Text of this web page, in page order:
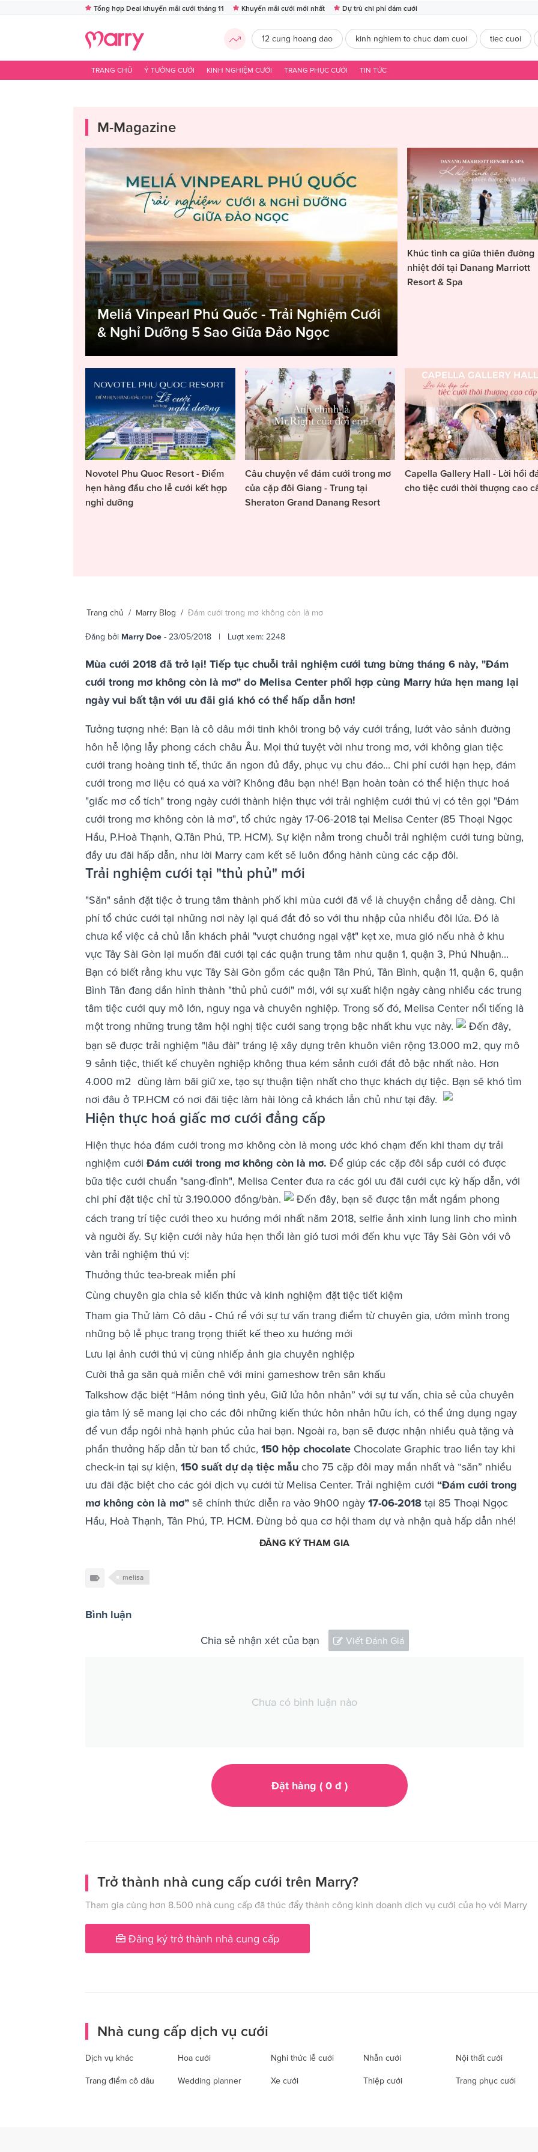
Tổng hợp Deal khuyến mãi cưới tháng 11 Khuyến mãi cưới mới nhất Dự trù chi phí đám cưới
12 cung hoang dao kinh nghiem to chuc dam cuoi tiec cuoi
TRANG CHỦ Ý TƯỞNG CƯỚI KINH NGHIỆM CƯỚI TRANG PHỤC CƯỚI TIN TỨC
M-Magazine
Meliá Vinpearl Phú Quốc - Trải Nghiệm Cưới
& Nghỉ Dưỡng 5 Sao Giữa Đảo Ngọc
Khúc tình ca giữa thiên đường
nhiệt đới tại Danang Marriott
Resort & Spa
Novotel Phu Quoc Resort - Điểm
hẹn hàng đầu cho lễ cưới kết hợp
nghỉ dưỡng
Câu chuyện về đám cưới trong mơ
của cặp đôi Giang - Trung tại
Sheraton Grand Danang Resort
Capella Gallery Hall - Lời hồi
cho tiệc cưới thời thượng cao
Trang chủ / Marry Blog / Đám cưới trong mơ không còn là mơ
Đăng bởi Marry Doe - 23/05/2018 | Lượt xem: 2248
Mùa cưới 2018 đã trở lại! Tiếp tục chuỗi trải nghiệm cưới tưng bừng tháng 6 này, "Đám
cưới trong mơ không còn là mơ" do Melisa Center phối hợp cùng Marry hứa hẹn mang lại
ngày vui bất tận với ưu đãi giá khó có thể hấp dẫn hơn!
Tưởng tượng nhé: Bạn là cô dâu mới tinh khôi trong bộ váy cưới trắng, lướt vào sảnh đường
hôn hễ lộng lẫy phong cách châu Âu. Mọi thứ tuyệt vời như trong mơ, với không gian tiệc
cưới trang hoàng tinh tế, thức ăn ngon đủ đầy, phục vụ chu đáo... Chi phí cưới hạn hẹp, đám
cưới trong mơ liệu có quá xa vời? Không đâu bạn nhé! Bạn hoàn toàn có thể hiện thực hoá
"giấc mơ cổ tích" trong ngày cưới thành hiện thực với trải nghiệm cưới thú vị có tên gọi "Đám
cưới trong mơ không còn là mơ", tổ chức ngày 17-06-2018 tại Melisa Center (85 Thoại Ngọc
Hầu, P.Hoà Thạnh, Q.Tân Phú, TP. HCM). Sự kiện nằm trong chuỗi trải nghiệm cưới tưng bừng,
đầy ưu đãi hấp dẫn, như lời Marry cam kết sẽ luôn đồng hành cùng các cặp đôi.
Trải nghiệm cưới tại "thủ phủ" mới
"Săn" sảnh đặt tiệc ở trung tâm thành phố khi mùa cưới đã về là chuyện chẳng dễ dàng. Chi
phí tổ chức cưới tại những nơi này lại quá đắt đỏ so với thu nhập của nhiều đôi lứa. Đó là
chưa kể việc cả chủ lẫn khách phải "vượt chướng ngại vật" kẹt xe, mưa gió nếu nhà ở khu
vực Tây Sài Gòn lại muốn đãi cưới tại các quận trung tâm như quận 1, quận 3, Phú Nhuận...
Bạn có biết rằng khu vực Tây Sài Gòn gồm các quận Tân Phú, Tân Bình, quận 11, quận 6, quận
Bình Tân đang dần hình thành "thủ phủ cưới" mới, với sự xuất hiện ngày càng nhiều các trung
tâm tiệc cưới quy mô lớn, nguy nga và chuyên nghiệp. Trong số đó, Melisa Center nổi tiếng là
một trong những trung tâm hội nghị tiệc cưới sang trọng bậc nhất khu vực này.
Đến đây,
bạn sẽ được trải nghiệm "lâu đài" tráng lệ xây dựng trên khuôn viên rộng 13.000 m2, quy mô
9 sảnh tiệc, thiết kế chuyên nghiệp không thua kém sảnh cưới đắt đỏ bậc nhất nào. Hơn
4.000 m2 dùng làm bãi giữ xe, tạo sự thuận tiện nhất cho thực khách dự tiệc. Bạn sẽ khó tìm
nơi đâu ở TP.HCM có nơi đãi tiệc làm hài lòng cả khách lẫn chủ như tại đây.
Hiện thực hoá giấc mơ cưới đẳng cấp
Hiện thực hóa đám cưới trong mơ không còn là mong ước khó chạm đến khi tham dự trải
nghiệm cưới Đám cưới trong mơ không còn là mơ. Để giúp các cặp đôi sắp cưới có được
bữa tiệc cưới chuẩn "sang-đỉnh", Melisa Center đưa ra các gói ưu đãi cưới cực kỳ hấp dẫn, với
chi phí đặt tiệc chỉ từ 3.190.000 đồng/bàn.
Đến đây, bạn sẽ được tận mắt ngắm phong
cách trang trí tiệc cưới theo xu hướng mới nhất năm 2018, selfie ảnh xinh lung linh cho mình
và người ấy. Sự kiện cưới này hứa hẹn thổi làn gió tươi mới đến khu vực Tây Sài Gòn với vô
vàn trải nghiệm thú vị:
Thưởng thức tea-break miễn phí
Cùng chuyên gia chia sẻ kiến thức và kinh nghiệm đặt tiệc tiết kiệm
Tham gia Thử làm Cô dâu - Chú rể với sự tư vấn trang điểm từ chuyên gia, ướm mình trong
những bộ lễ phục trang trọng thiết kế theo xu hướng mới
Lưu lại ảnh cưới thú vị cùng nhiếp ảnh gia chuyên nghiệp
Cười thả ga săn quà miễn chê với mini gameshow trên sân khấu
Talkshow đặc biệt “Hâm nóng tình yêu, Giữ lửa hôn nhân” với sự tư vấn, chia sẻ của chuyên
gia tâm lý sẽ mang lại cho các đôi những kiến thức hôn nhân hữu ích, có thể ứng dụng ngay
để vun đắp ngôi nhà hạnh phúc của hai bạn. Ngoài ra, bạn sẽ được nhận nhiều quà tặng và
phần thưởng hấp dẫn từ ban tổ chức, 150 hộp chocolate Chocolate Graphic trao liền tay khi
check-in tại sự kiện, 150 suất dự dạ tiệc mẫu cho 75 cặp đôi may mắn nhất và “săn” nhiều
ưu đãi đặc biệt cho các gói dịch vụ cưới từ Melisa Center. Trải nghiệm cưới “Đám cưới trong
mơ không còn là mơ” sẽ chính thức diễn ra vào 9h00 ngày 17-06-2018 tại 85 Thoại Ngọc
Hầu, Hoà Thạnh, Tân Phú, TP. HCM. Đừng bỏ qua cơ hội tham dự và nhận quà hấp dẫn nhé!
ĐĂNG KÝ THAM GIA
melisa
Bình luận
Chia sẻ nhận xét của bạn Viết Đánh Giá
Chưa có bình luận nào
Đặt hàng ( 0đ )
Trở thành nhà cung cấp cưới trên Marry?
Tham gia cùng hơn 8.500 nhà cung cấp đã thúc đẩy thành công kinh doanh dịch vụ cưới của họ với Marry
Đăng ký trở thành nhà cung cấp
Nhà cung cấp dịch vụ cưới
Dịch vụ khác Hoa cưới Nghi thức lễ cưới Nhẫn cưới Nội thất cưới
Trang điểm cô dâu Wedding planner Xe cưới Thiệp cưới Trang phục cưới